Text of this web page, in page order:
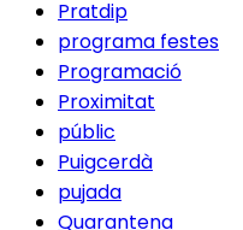
Pratdip
programa festes
Programació
Proximitat
públic
Puigcerdà
pujada
Quarantena